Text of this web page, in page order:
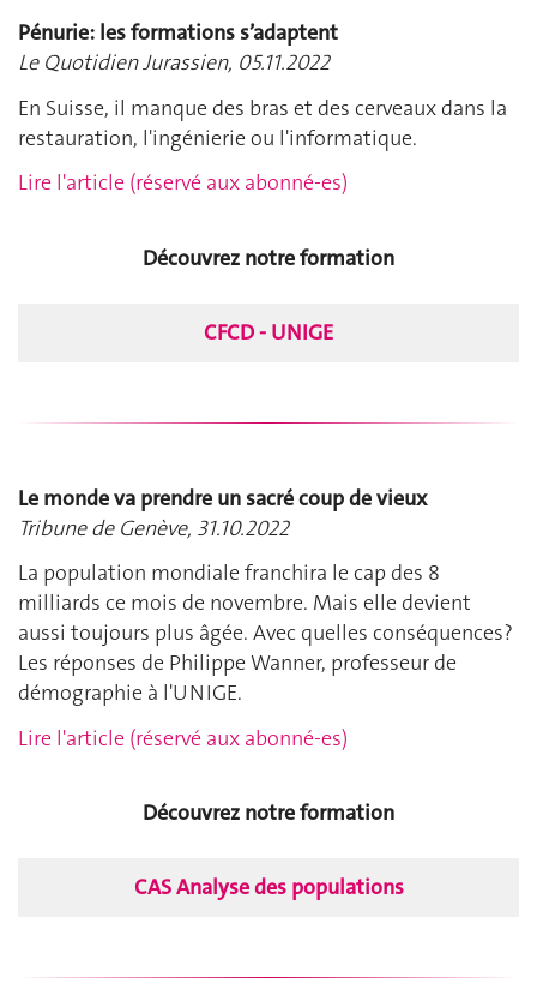
Pénurie: les formations s’adaptent
Le Quotidien Jurassien, 05.11.2022
En Suisse, il manque des bras et des cerveaux dans la
restauration, l'ingénierie ou l'informatique.
Lire l'article (réservé aux abonné-es)
Découvrez notre formation
CFCD - UNIGE
Le monde va prendre un sacré coup de vieux
Tribune de Genève, 31.10.2022
La population mondiale franchira le cap des 8
milliards ce mois de novembre. Mais elle devient
aussi toujours plus âgée. Avec quelles conséquences?
Les réponses de Philippe Wanner, professeur de
démographie à l'UNIGE.
Lire l'article (réservé aux abonné-es)
Découvrez notre formation
CAS Analyse des populations